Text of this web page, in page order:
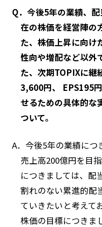
Q．今後5年の業績、
在の株価を経営陣の
た、株価上昇に向け
性向や増配など以外
た、次期TOPIXに継
3,600円、 EPS195
せるための具体的な
ついて。
A．今後5年の業績に
売上高200億円を目
につきましては、配
割れのない累進的配
ていきたいと考えて
株価の目標につきま